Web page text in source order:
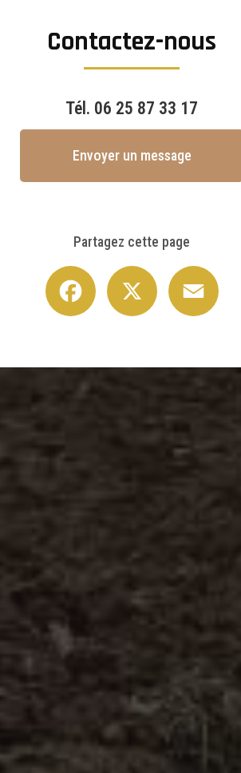
Contactez-nous
Tél. 06 25 87 33 17
Envoyer un message
Partagez cette page
Facebook